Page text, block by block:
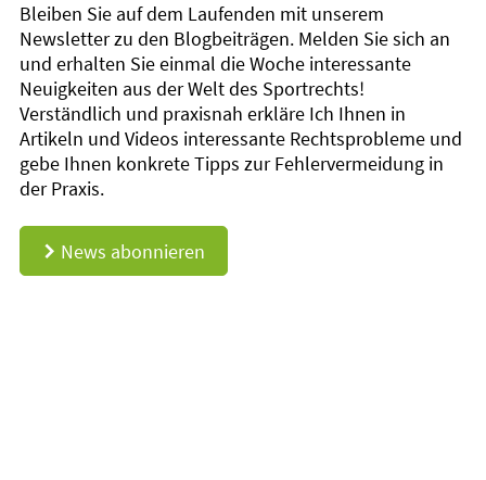
Bleiben Sie auf dem Laufenden mit unserem
Newsletter zu den Blogbeiträgen. Melden Sie sich an
und erhalten Sie einmal die Woche interessante
Neuigkeiten aus der Welt des Sportrechts!
Verständlich und praxisnah erkläre Ich Ihnen in
Artikeln und Videos interessante Rechtsprobleme und
gebe Ihnen konkrete Tipps zur Fehlervermeidung in
der Praxis.
d News abonnieren